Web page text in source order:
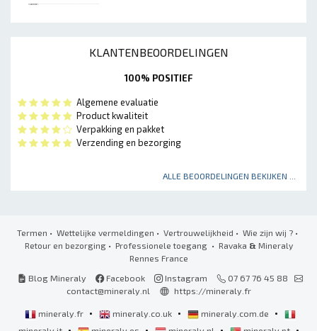
KLANTENBEOORDELINGEN
100% POSITIEF
Algemene evaluatie
Product kwaliteit
Verpakking en pakket
Verzending en bezorging
ALLE BEOORDELINGEN BEKIJKEN ...
Termen • Wettelijke vermeldingen • Vertrouwelijkheid • Wie zijn wij ? •
Retour en bezorging• Professionele toegang • Ravaka & Mineraly
Rennes France
Blog Mineraly
Facebook Instagram
07 67 76 45 88
contact@mineraly.nl
https://mineraly.fr
mineraly.fr • mineraly.co.uk • mineraly.com.de •